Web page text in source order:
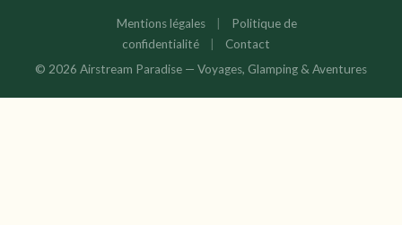
Mentions légales
Politique de
confidentialité
Contact
© 2026 Airstream Paradise — Voyages, Glamping & Aventures